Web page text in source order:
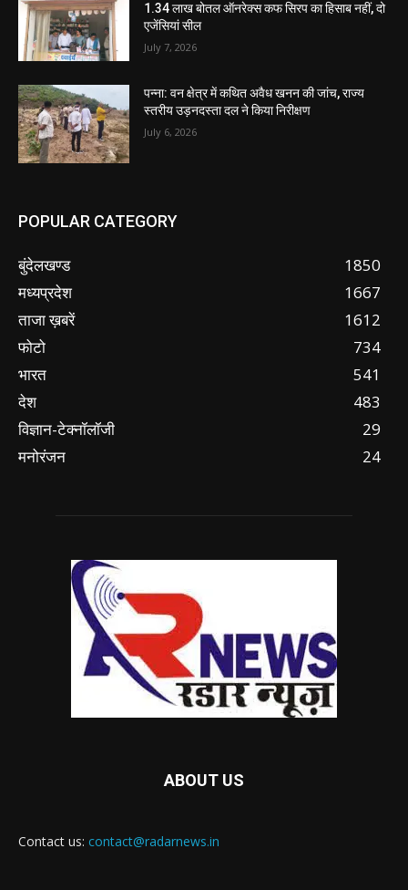
1.34 लाख बोतल ऑनरेक्स कफ सिरप का हिसाब नहीं, दो
एजेंसियां सील
July 7, 2026
पन्ना: वन क्षेत्र में कथित अवैध खनन की जांच, राज्य
स्तरीय उड़नदस्ता दल ने किया निरीक्षण
July 6, 2026
POPULAR CATEGORY
बुंदेलखण्ड
1850
मध्यप्रदेश
1667
ताजा ख़बरें
1612
फोटो
734
भारत
541
देश
483
विज्ञान-टेक्नॉलॉजी
29
मनोरंजन
24
ABOUT US
Contact us: contact@radarnews.in